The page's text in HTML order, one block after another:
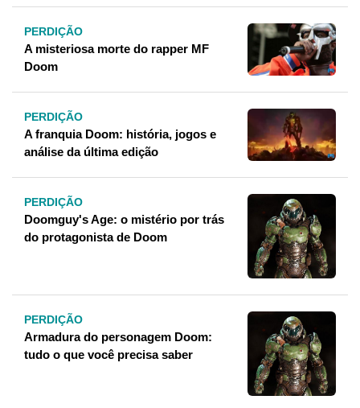
PERDIÇÃO
A misteriosa morte do rapper MF
Doom
PERDIÇÃO
A franquia Doom: história, jogos e
análise da última edição
PERDIÇÃO
Doomguy's Age: o mistério por trás
do protagonista de Doom
PERDIÇÃO
Armadura do personagem Doom:
tudo o que você precisa saber